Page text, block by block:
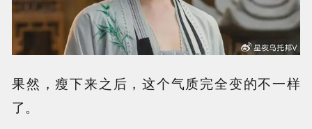
果然，瘦下来之后，这个气质完全变的不一样
了。